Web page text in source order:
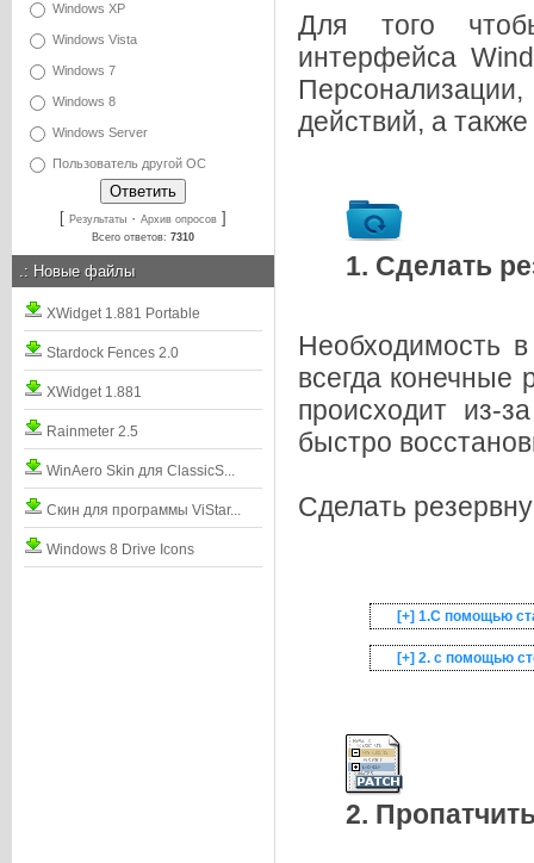
Windows XP
Windows Vista
Windows 7
Windows 8
Windows Server
Пользователь другой ОС
[ Результаты · Архив опросов ]
Всего ответов: 7310
.: Новые файлы
XWidget 1.881 Portable
Stardock Fences 2.0
XWidget 1.881
Rainmeter 2.5
WinAero Skin для ClassicS...
Скин для программы ViStar...
Windows 8 Drive Icons
Для того
интерфейса
действий, а
1. Сделать
Необходимость
всегда конечные
происходит из-
быстро
Сделать
2.